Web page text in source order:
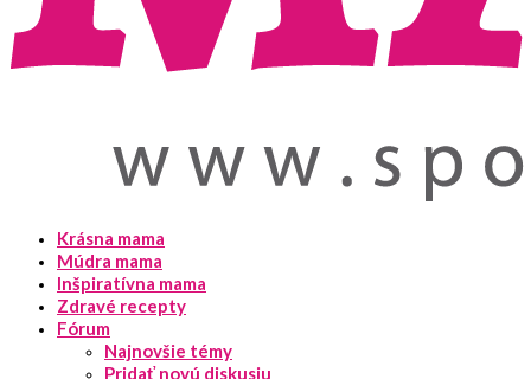
Krásna mama
Múdra mama
Inšpiratívna mama
Zdravé recepty
Fórum
Najnovšie témy
Pridať novú diskusiu